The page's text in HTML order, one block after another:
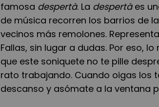
famosa despertà. La despertàes
de música recorren los barrios de
vecinos más remolones.
Fallas, sin lugar a dudas. Por eso,
que este soniquete no te pille
rato trabajando. Cuando oigas los
descanso y asómate a la ventana